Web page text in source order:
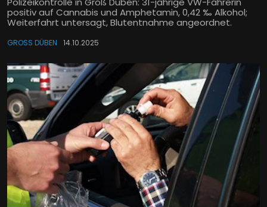
positiv auf Cannabis und Amphetamin, 0,42 ‰ Alkohol;
Weiterfahrt untersagt, Blutentnahme angeordnet.
GROSS DÜBEN 14.10.2025